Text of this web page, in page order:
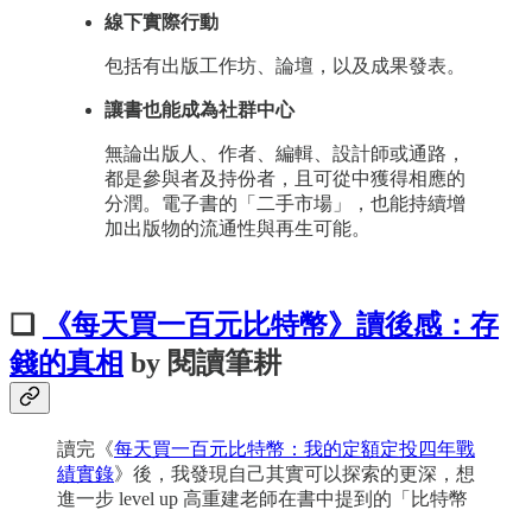
線下實際行動
包括有出版工作坊、論壇，以及成果發表。
讓書也能成為社群中心
無論出版人、作者、編輯、設計師或通路，
都是參與者及持份者，且可從中獲得相應的
分潤。電子書的「二手市場」，也能持續增
加出版物的流通性與再生可能。
❏
《每天買一百元比特幣》讀後感：存
錢的真相 by 閱讀筆耕
讀完《每天買一百元比特幣：我的定額定投四年戰
績實錄》後，我發現自己其實可以探索的更深，想
進一步 level up 高重建老師在書中提到的「比特幣